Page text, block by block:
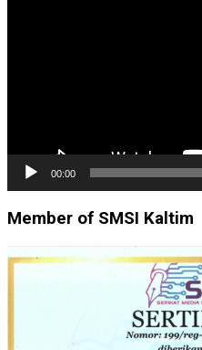
00:00
Member of SMSI Kaltim